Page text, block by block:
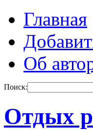
Главная
Об
Поиск:
Отдых